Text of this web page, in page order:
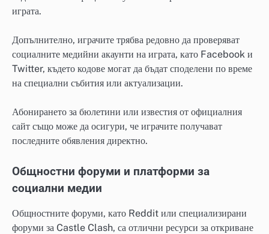
играта.
Допълнително, играчите трябва редовно да проверяват
социалните медийни акаунти на играта, като Facebook и
Twitter, където кодове могат да бъдат споделени по време
на специални събития или актуализации.
Абонирането за бюлетини или известия от официалния
сайт също може да осигури, че играчите получават
последните обявления директно.
Общностни форуми и платформи за
социални медии
Общностните форуми, като Reddit или специализирани
форуми за Castle Clash, са отлични ресурси за откриване